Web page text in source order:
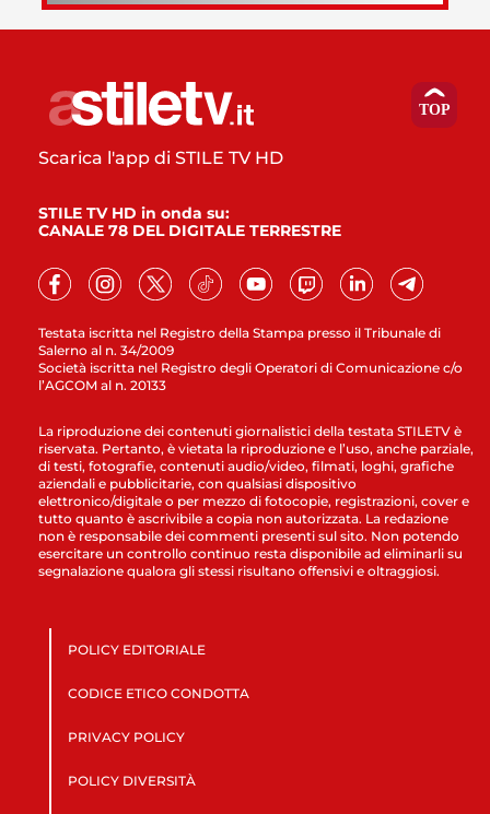
Testata iscritta nel Registro della Stampa presso il Tribunale di
Salerno al n. 34/2009
Società iscritta nel Registro degli Operatori di Comunicazione c/o
l’AGCOM al n. 20133
Scarica l'app di STILE TV HD
STILE TV HD in onda su:
CANALE 78 DEL DIGITALE TERRESTRE
La riproduzione dei contenuti giornalistici della testata STILETV è
riservata. Pertanto, è vietata la riproduzione e l’uso, anche parziale,
di testi, fotografie, contenuti audio/video, filmati, loghi, grafiche
aziendali e pubblicitarie, con qualsiasi dispositivo
elettronico/digitale o per mezzo di fotocopie, registrazioni, cover e
tutto quanto è ascrivibile a copia non autorizzata. La redazione
non è responsabile dei commenti presenti sul sito. Non potendo
esercitare un controllo continuo resta disponibile ad eliminarli su
segnalazione qualora gli stessi risultano offensivi e oltraggiosi.
POLICY EDITORIALE
CODICE ETICO CONDOTTA
PRIVACY POLICY
POLICY DIVERSITÀ